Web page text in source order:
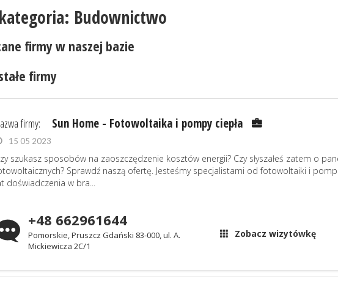
Budownictwo
firmy w naszej bazie
firmy
firmy: Sun Home - Fotowoltaika i pompy ciepła
15 05 2023
szukasz sposobów na zaoszczędzenie kosztów energii? Czy słyszałeś zatem o
Sprawdź naszą ofertę. Jesteśmy specjalistami od fotowoltaiki i pomp
doświadczenia w bra...
+48 662961644
Pomorskie, Pruszcz Gdański 83-000, ul. A.
Mickiewicza 2C/1
Zobacz wizytówkę